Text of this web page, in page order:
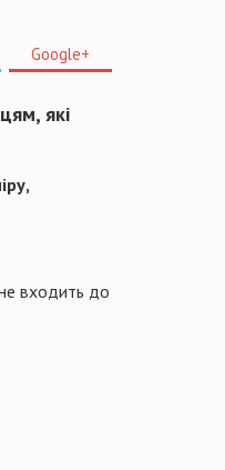
Google+
які
входить до